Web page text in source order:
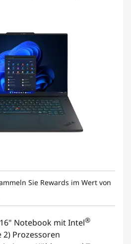
Sie Rewards im Wert von
Notebook mit Intel®
2) Prozessoren